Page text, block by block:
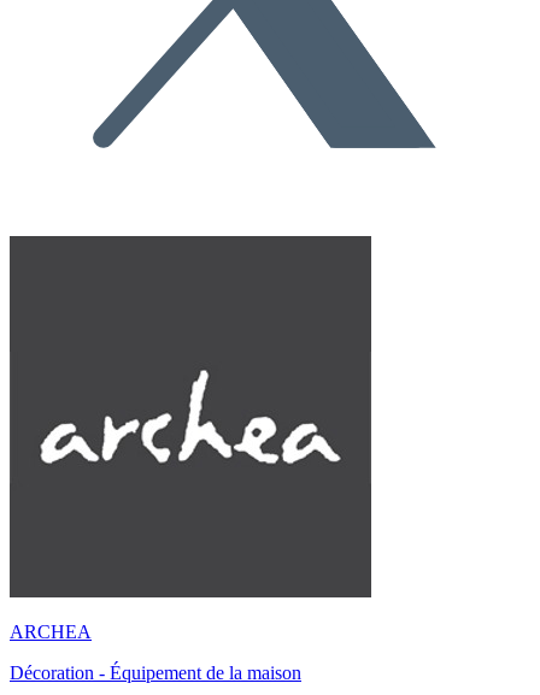
ARCHEA
Décoration - Équipement de la maison